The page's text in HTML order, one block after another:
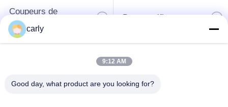
Coupeurs de
déchaumeuse
Des scarificateurs
Coupeurs PCD pour
carly
9:12 AM
Good day, what product are you looking for?